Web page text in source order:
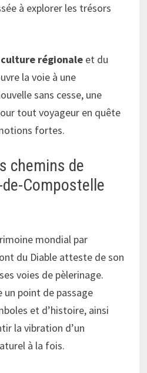
à explorer les trésors
culture régionale et du
la voie à une
sans cesse, une
tout voyageur en quête
fortes.
chemins de
Compostelle
mondial par
du Diable atteste de son
voies de pèlerinage.
point de passage
et d’histoire, ainsi
la vibration d’un
à la fois.